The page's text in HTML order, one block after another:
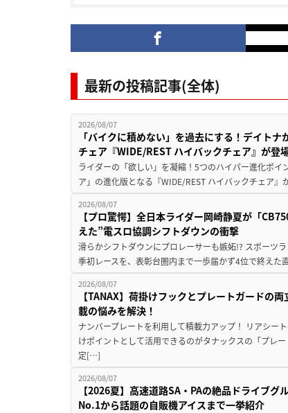
最新の投稿記事(全体)
2026/08/07
「バイクに積めない」を過去にする！デイト
チェア『WIDE/REST ハイバックチェア』が登
ライダーの「欲しい」を凝縮！5つのハイパー進化ポイ
ア」の進化版となる『WIDE/REST ハイバックチェア
2026/08/07
【プロ驚愕】全日本ライダー岡崎静夏が「
えた”電スロ協調シフトダウンの衝撃
滑らかシフトダウンにプロレーサーも嫉妬!? スポーツ
季初レースを、表彰台圏内まで一歩届かず4位で終え
2026/08/07
【TANAX】荷掛けフックとプレートガードの
載の悩みを解決！
ナンバープレートを利用して積載力アップ！ リアシー
けポイントとして活用できるのがタナックスの「プレ
定[…]
2026/08/07
【2026夏】高速道路SA・PAの絶品ドライブ
No.1から話題の自販機アイスまで一挙紹介